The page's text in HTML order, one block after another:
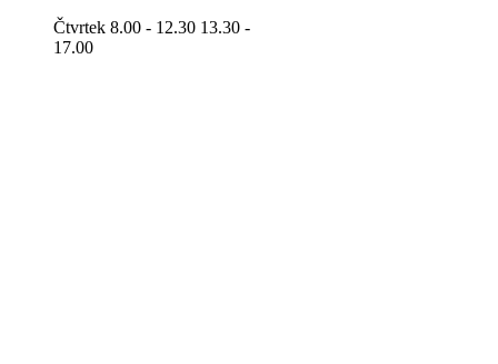
Čtvrtek 8.00 - 12.30 13.30 -
17.00